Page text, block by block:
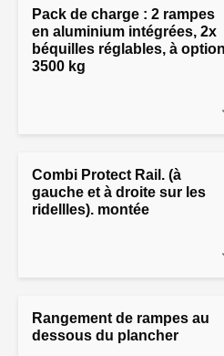
Pack de charge : 2 rampes
en aluminium intégrées, 2x
béquilles réglables, à option
3500 kg
Combi Protect Rail. (à
gauche et à droite sur les
ridellles). montée
Rangement de rampes au
dessous du plancher